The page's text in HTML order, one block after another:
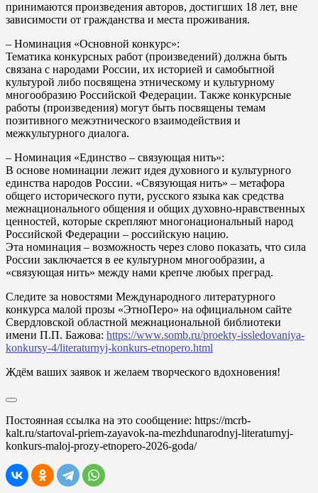
принимаются произведения авторов, достигших 18 лет, вне
зависимости от гражданства и места проживания.
– Номинация «Основной конкурс»:
Тематика конкурсных работ (произведений) должна быть
связана с народами России, их историей и самобытной
культурой либо посвящена этническому и культурному
многообразию Российской Федерации. Также конкурсные
работы (произведения) могут быть посвящены темам
позитивного межэтнического взаимодействия и
межкультурного диалога.
– Номинация «Единство – связующая нить»:
В основе номинации лежит идея духовного и культурного
единства народов России. «Связующая нить» – метафора
общего исторического пути, русского языка как средства
межнационального общения и общих духовно-нравственных
ценностей, которые скрепляют многонациональный народ
Российской Федерации – российскую нацию.
Эта номинация – возможность через слово показать, что сила
России заключается в ее культурном многообразии, а
«связующая нить» между нами крепче любых преград.
Следите за новостями Международного литературного
конкурса малой прозы «ЭтноПеро» на официальном сайте
Свердловской областной межнациональной библиотеки
имени П.П. Бажова: https://www.somb.ru/proekty-issledovaniya-
konkursy-4/literaturnyj-konkurs-etnopero.html
Ждём ваших заявок и желаем творческого вдохновения!
Постоянная ссылка на это сообщение: https://mcrb-
kalt.ru/startoval-priem-zayavok-na-mezhdunarodnyj-literaturnyj-
konkurs-maloj-prozy-etnopero-2026-goda/